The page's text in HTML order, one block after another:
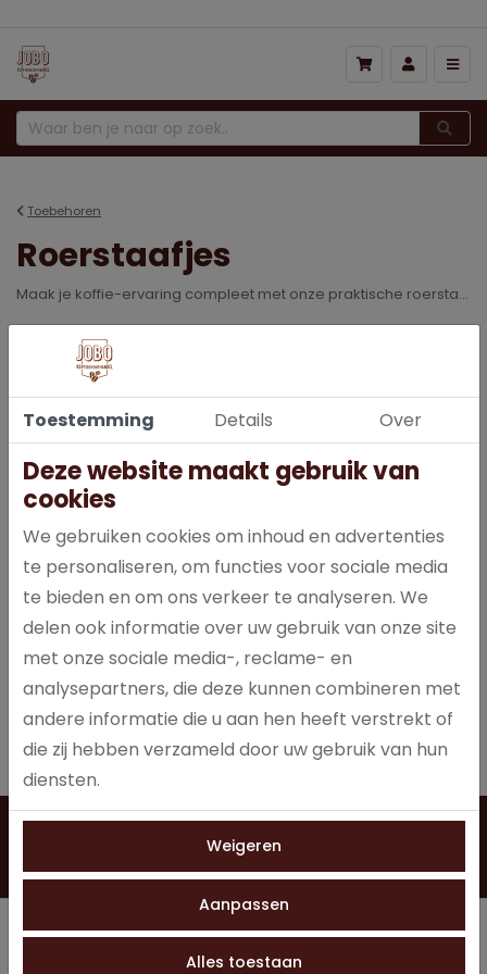
Toebehoren
Roerstaafjes
Maak je koffie-ervaring compleet met onze praktische roerstaafjes. Ideaal voor het mengen van suiker, melk en smaakmakers, en voor een perfecte roerbeurt.
Lees meer
2 Producten
Roerstaafje Bamboe
110mm - Dispenser à ...
Duurzaam bamboe
roerstaafjes, dispenser met
Roerstaafje Bamboe
135mm - Dispenser à ...
Milieuvriendelijke
roerstaafjes van duurzaam
Prijs hoog naar laag
Vragen?
info@jobo-koffie.nl
Menu
Toestemming Details Over
Deze website maakt gebruik van
cookies
We gebruiken cookies om inhoud en advertenties
te personaliseren, om functies voor sociale media
te bieden en om ons verkeer te analyseren. We
delen ook informatie over uw gebruik van onze site
met onze sociale media-, reclame- en
analysepartners, die deze kunnen combineren met
andere informatie die u aan hen heeft verstrekt of
die zij hebben verzameld door uw gebruik van hun
diensten.
Weigeren
Aanpassen
Alles toestaan